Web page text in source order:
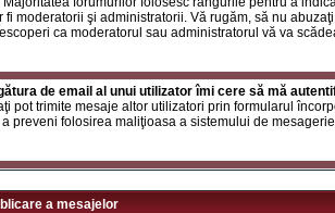
fi moderatorii şi administratorii. Vă rugăm, să nu
ca moderatorul sau administratorul vă va
de email al unui utilizator îmi cere să mă
pot trimite mesaje altor utilizatori prin formularul
preveni folosirea maliţioasa a sistemului de
a mesajelor